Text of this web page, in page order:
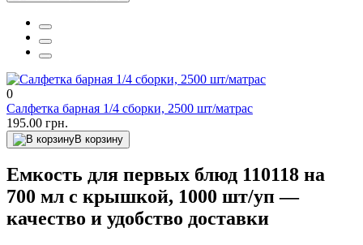
0
Салфетка барная 1/4 сборки, 2500 шт/матрас
195.00 грн.
В корзину
Емкость для первых блюд 110118 на
700 мл с крышкой, 1000 шт/уп —
качество и удобство доставки